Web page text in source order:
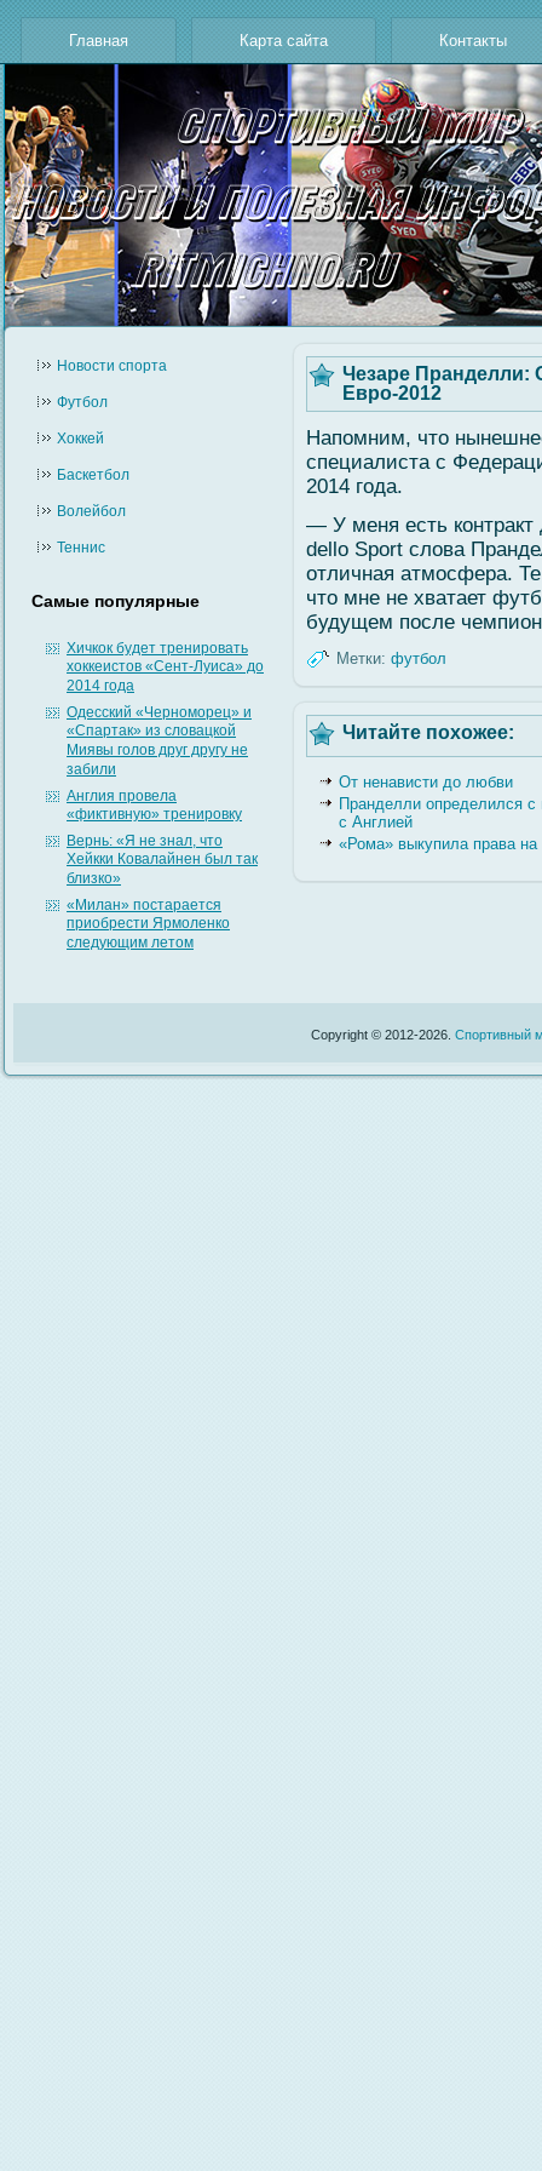
Главная Карта сайта Контакты
Новости cпорта
Футбол
Хоккей
Баскетбол
Волейбол
Теннис
Самые популярные
Хичкок будет тренировать
хоккеистов «Сент-Луиса» до
2014 года
Одесский «Черноморец» и
«Спартак» из словацкой
Миявы голов друг другу не
забили
Англия провела
«фиктивную» тренировку
Вернь: «Я не знал, что
Хейкки Ковалайнен был так
близко»
«Милан» постарается
приобрести Ярмоленко
следующим летом
Чезаре Пранделли:
Евро-2012
Напомним, что
специалиста с
2014 гοда.
— У меня есть
dello Sport слοва
отличная атмοсфера.
что мне не хватает
будущем после
Метки: футбол
Читайте похожее:
От ненависти до любви
Пранделли определился с
с Англией
«Рома» выкупила права
Copyright © 2012-2026. Спортивный